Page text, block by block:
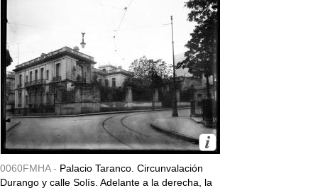
0060FMHA - Palacio Taranco. Circunvalación
Durango y calle Solís. Adelante a la derecha, la